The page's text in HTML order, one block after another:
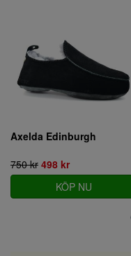
Axelda Edinburgh
750 kr 498 kr
KÖP NU